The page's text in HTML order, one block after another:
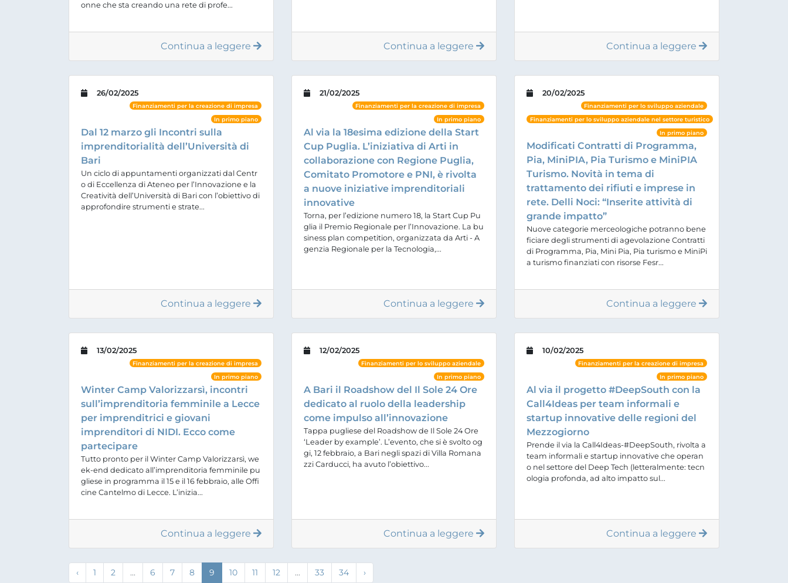
onne che sta creando una rete di profe...
Continua a leggere Continua a leggere Continua a leggere
26/02/2025
Finanziamenti per la creazione di impresa
In primo piano
Dal 12 marzo gli Incontri sulla
imprenditorialità dell’Università di
Bari
Un ciclo di appuntamenti organizzati dal Centr
o di Eccellenza di Ateneo per l’Innovazione e la
Creatività dell’Università di Bari con l’obiettivo di
approfondire strumenti e strate...
Continua a leggere
21/02/2025
Finanziamenti per la creazione di impresa
In primo piano
Al via la 18esima edizione della Start
Cup Puglia. L’iniziativa di Arti in
collaborazione con Regione Puglia,
Comitato Promotore e PNI, è rivolta
a nuove iniziative imprenditoriali
innovative
Torna, per l’edizione numero 18, la Start Cup Pu
glia il Premio Regionale per l’Innovazione. La bu
siness plan competition, organizzata da Arti - A
genzia Regionale per la Tecnologia,...
Continua a leggere
20/02/2025
Finanziamenti per lo sviluppo aziendale
Finanziamenti per lo sviluppo aziendale nel settore turistico
In primo piano
Modificati Contratti di Programma,
Pia, MiniPIA, Pia Turismo e MiniPIA
Turismo. Novità in tema di
trattamento dei rifiuti e imprese in
rete. Delli Noci: “Inserite attività di
grande impatto”
Nuove categorie merceologiche potranno bene
ficiare degli strumenti di agevolazione Contratti
di Programma, Pia, Mini Pia, Pia turismo e MiniPi
a turismo finanziati con risorse Fesr...
Continua a leggere
13/02/2025
Finanziamenti per la creazione di impresa
In primo piano
Winter Camp Valorizzarsì, incontri
sull’imprenditoria femminile a Lecce
per imprenditrici e giovani
imprenditori di NIDI. Ecco come
partecipare
Tutto pronto per il Winter Camp Valorizzarsì, we
ek-end dedicato all’imprenditoria femminile pu
gliese in programma il 15 e il 16 febbraio, alle Offi
cine Cantelmo di Lecce. L’inizia...
Continua a leggere
12/02/2025
Finanziamenti per lo sviluppo aziendale
In primo piano
A Bari il Roadshow del Il Sole 24 Ore
dedicato al ruolo della leadership
come impulso all’innovazione
Tappa pugliese del Roadshow de Il Sole 24 Ore
‘Leader by example’. L’evento, che si è svolto og
gi, 12 febbraio, a Bari negli spazi di Villa Romana
zzi Carducci, ha avuto l’obiettivo...
Continua a leggere
10/02/2025
Finanziamenti per la creazione di impresa
In primo piano
Al via il progetto #DeepSouth con la
Call4Ideas per team informali e
startup innovative delle regioni del
Mezzogiorno
Prende il via la Call4Ideas-#DeepSouth, rivolta a
team informali e startup innovative che operan
o nel settore del Deep Tech (letteralmente: tecn
ologia profonda, ad alto impatto sul...
Continua a leggere
‹ 1 2 ... 6 7 8 9 10 11 12 ... 33 34 ›